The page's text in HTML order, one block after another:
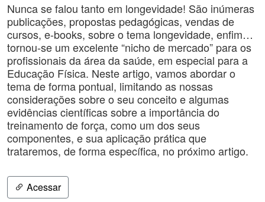
Nunca se falou tanto em longevidade! São inúmeras
publicações, propostas pedagógicas, vendas de
cursos, e-books, sobre o tema longevidade, enfim…
tornou-se um excelente “nicho de mercado” para os
profissionais da área da saúde, em especial para a
Educação Física. Neste artigo, vamos abordar o
tema de forma pontual, limitando as nossas
considerações sobre o seu conceito e algumas
evidências científicas sobre a importância do
treinamento de força, como um dos seus
componentes, e sua aplicação prática que
trataremos, de forma específica, no próximo artigo.
Acessar